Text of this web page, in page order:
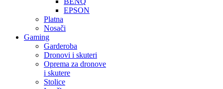
EPSON
Platna
Nosači
Gaming
Garderoba
Dronovi i skuteri
Oprema za dronove
i skutere
Stolice